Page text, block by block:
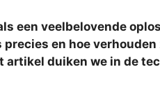
een veelbelovende
en hoe
duiken we in de